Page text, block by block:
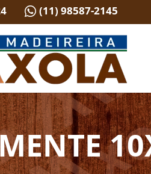
 (11) 98587-2145